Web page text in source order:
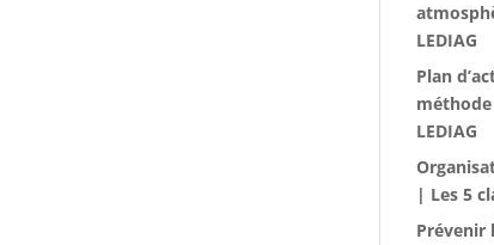
LEDIAG
Plan
LEDIAG
| Les 5
Prévenir